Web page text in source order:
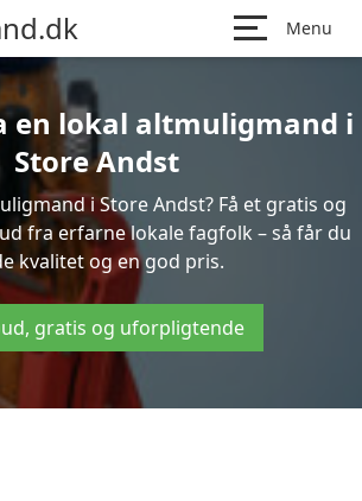
Menu
en lokal altmuligmand i
Store Andst
i Store Andst? Få et gratis og
fra erfarne lokale fagfolk – så får du
kvalitet og en god pris.
gratis og uforpligtende